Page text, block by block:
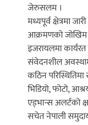
जेरुसलम ।
मध्यपूर्व क्षेत्रमा
आक्रमणको जोखिम
इजरायलमा
संवेदनशील
कठिन
भिडियो, फोटो,
एड्भान्स अलर्टको
सचेत नेपाली